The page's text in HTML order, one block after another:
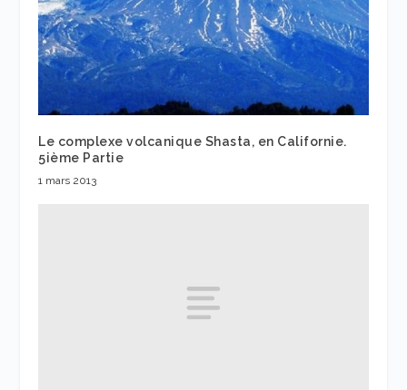
Le complexe volcanique Shasta, en Californie.
5ième Partie
1 mars 2013